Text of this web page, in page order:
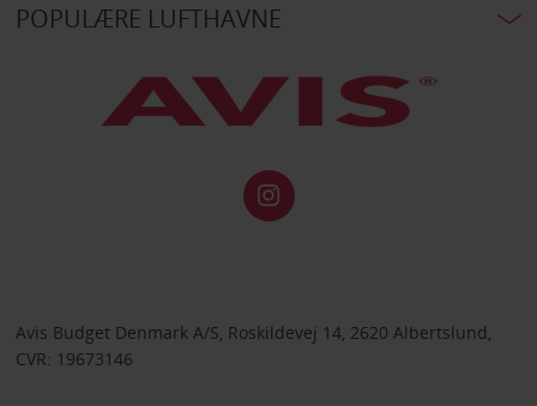
POPULÆRE LUFTHAVNE
Avis Budget Denmark A/S, Roskildevej 14, 2620 Albertslund,
CVR: 19673146